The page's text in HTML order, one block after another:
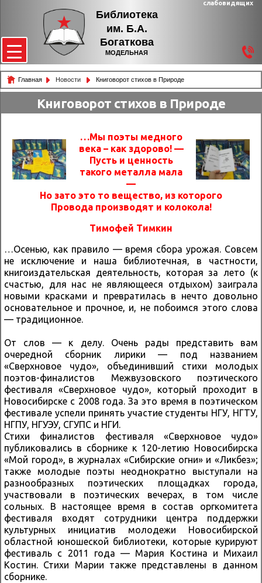
Библиотека
им. Б.А.
Богаткова
МОДЕЛЬНАЯ
слабовидящих
Главная Новости Книговорот стихов в Природе
Книговорот стихов в Природе
…Мы поэты медного
века – как здорово! —
Пусть и ценность
такого металла мала
—
Но зато это то вещество, из которого
Провода производят и колокола!
Тимофей Тимкин
…Осенью, как правило — время сбора урожая. Совсем
не исключение и наша библиотечная, в частности,
книгоиздательская деятельность, которая за лето (к
счастью, для нас не являющееся отдыхом) заиграла
новыми красками и превратилась в нечто довольно
основательное и прочное, и, не побоимся этого слова
— традиционное.
От слов — к делу. Очень рады представить вам
очередной сборник лирики — под названием
«Сверхновое чудо», объединивший стихи молодых
поэтов-финалистов Межвузовского поэтического
фестиваля «Сверхновое чудо», который проходит в
Новосибирске с 2008 года. За это время в поэтическом
фестивале успели принять участие студенты НГУ, НГТУ,
НГПУ, НГУЭУ, СГУПС и НГИ.
Стихи финалистов фестиваля «Сверхновое чудо»
публиковались в сборнике к 120-летию Новосибирска
«Мой город», в журналах «Сибирские огни» и «Ликбез»;
также молодые поэты неоднократно выступали на
разнообразных поэтических площадках города,
участвовали в поэтических вечерах, в том числе
сольных. В настоящее время в состав оргкомитета
фестиваля входят сотрудники центра поддержки
культурных инициатив молодежи Новосибирской
областной юношеской библиотеки, которые курируют
фестиваль с 2011 года — Мария Костина и Михаил
Костин. Стихи Марии также представлены в данном
сборнике.